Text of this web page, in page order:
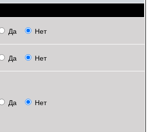
Да Нет
Да Нет
Да Нет